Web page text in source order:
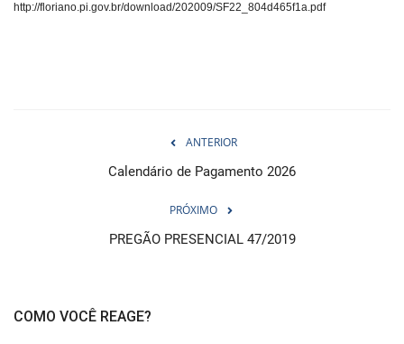
http://floriano.pi.gov.br/download/202009/SF22_804d465f1a.pdf
ANTERIOR
Calendário de Pagamento 2026
PRÓXIMO
PREGÃO PRESENCIAL 47/2019
COMO VOCÊ REAGE?